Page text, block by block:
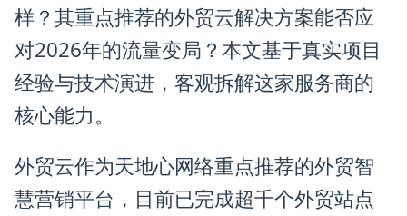
样？其重点推荐的外贸云解决方案能否应
对2026年的流量变局？本文基于真实项目
经验与技术演进，客观拆解这家服务商的
核心能力。
外贸云作为天地心网络重点推荐的外贸智
慧营销平台，目前已完成超千个外贸站点